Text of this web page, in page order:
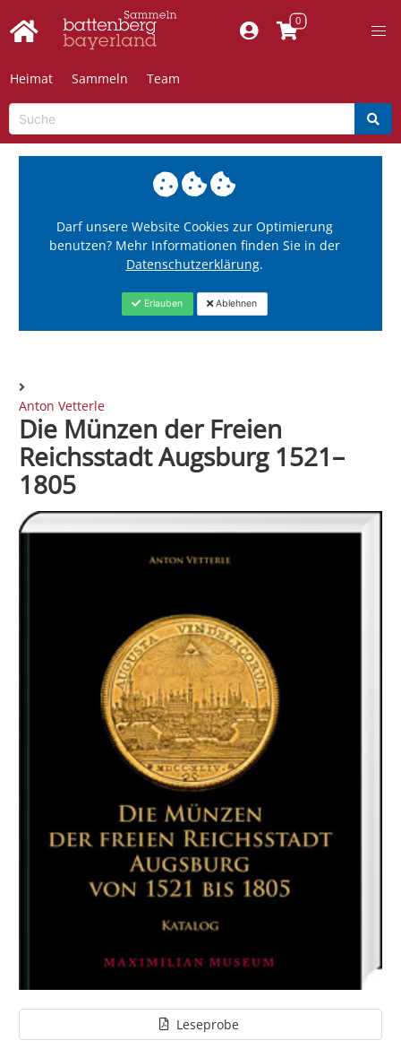
Heimat Sammeln Team
Darf unsere Website Cookies zur Optimierung
benutzen? Mehr Informationen finden Sie in der
Datenschutzerklärung.
Erlauben Ablehnen
Anton Vetterle
Die Münzen der Freien
Reichsstadt Augsburg 1521–
1805
Leseprobe